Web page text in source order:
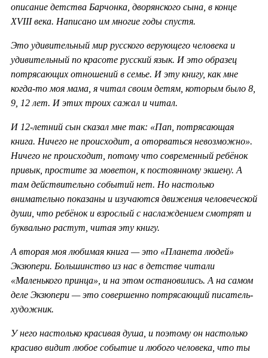
описание детства Барчонка, дворянского сына, в конце
XVIII века. Написано им многие годы спустя.
Это удивительный мир русского верующего человека и
удивительный по красоте русский язык. И это образец
потрясающих отношений в семье. И эту книгу, как мне
когда-то моя мама, я читал своим детям, которым было 8,
9, 12 лет. И этих троих сажал и читал.
И 12-летний сын сказал мне так: «Пап, потрясающая
книга. Ничего не происходит, а оторваться невозможно».
Ничего не происходит, потому что современный ребёнок
привык, простите за моветон, к постоянному экшену. А
там действительно событий нет. Но настолько
внимательно показаны и изучаются движения человеческой
души, что ребёнок и взрослый с наслаждением смотрят и
буквально растут, читая эту книгу.
А вторая моя любимая книга — это «Планета людей»
Экзюпери. Большинство из нас в детстве читали
«Маленького принца», и на этом остановились. А на самом
деле Экзюпери — это совершенно потрясающий писатель-
художник.
У него настолько красивая душа, и поэтому он настолько
красиво видит любое событие и любого человека, что ты